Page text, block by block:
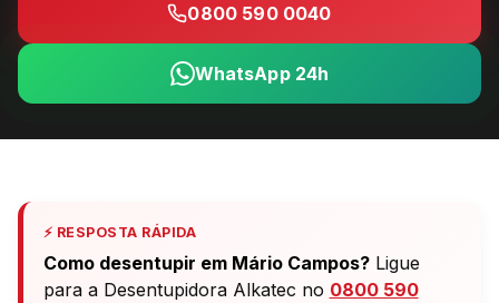
0800 590 0040
WhatsApp 24h
⚡ RESPOSTA RÁPIDA
Como desentupir em Mário Campos?Ligue
para a Desentupidora Alkatec no 0800 590